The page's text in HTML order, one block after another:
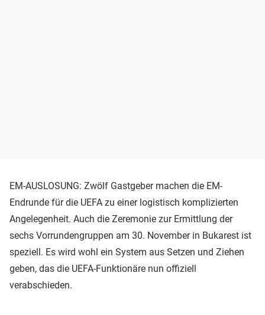
EM-AUSLOSUNG: Zwölf Gastgeber machen die EM-
Endrunde für die UEFA zu einer logistisch komplizierten
Angelegenheit. Auch die Zeremonie zur Ermittlung der
sechs Vorrundengruppen am 30. November in Bukarest ist
speziell. Es wird wohl ein System aus Setzen und Ziehen
geben, das die UEFA-Funktionäre nun offiziell
verabschieden.